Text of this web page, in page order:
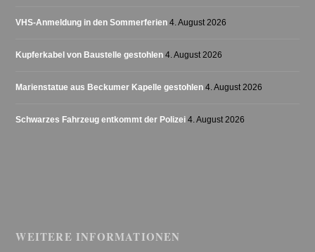
VHS-Anmeldung in den Sommerferien 4. August 2026
Kupferkabel von Baustelle gestohlen 4. August 2026
Marienstatue aus Beckumer Kapelle gestohlen 4. August 2026
Schwarzes Fahrzeug entkommt der Polizei 4. August 2026
WEITERE INFORMATIONEN